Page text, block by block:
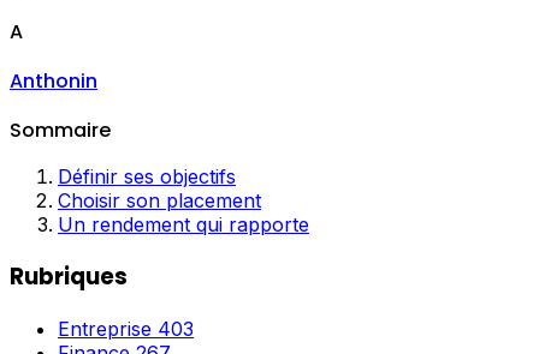
A
Anthonin
Sommaire
Définir ses objectifs
Choisir son placement
Un rendement qui rapporte
Rubriques
Entreprise 403